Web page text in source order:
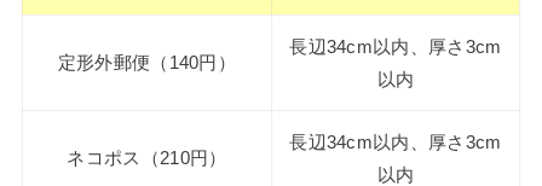
定形外郵便（140円）
長辺34cm以内、厚さ3cm
以内
ネコポス（210円）
長辺34cm以内、厚さ3cm
以内